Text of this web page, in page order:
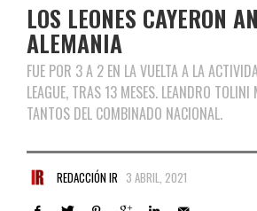
LOS LEONES CAYERON
ALEMANIA
FUE POR 3 A 2 EN LA VUELTA A LA
LEAGUE, TRAS 13 MESES. LEANDRO
TANTOS DEL COMBINADO NACIONAL.
REDACCIÓN IR 3 ABRIL, 2021